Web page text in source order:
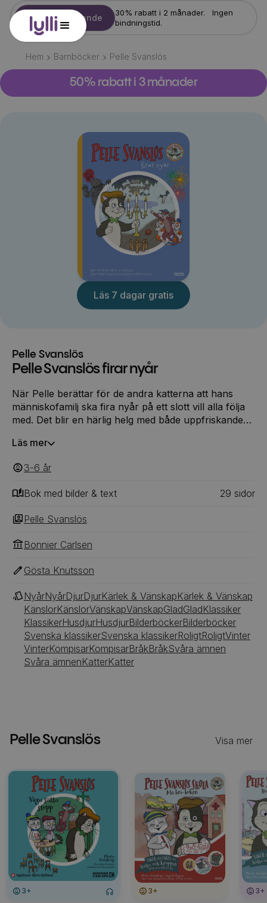
Starta erbjudande
30% rabatt i 2 månader. Ingen
bindningstid.
Hem Barnböcker Pelle Svanslös
50% rabatt i 3 månader
Läs 7 dagar gratis
Pelle Svanslös
Pelle Svanslös firar nyår
När Pelle berättar för de andra katterna att hans
människofamilj ska fira nyår på ett slott vill alla följa
med. Det blir en härlig helg med både uppfriskande
ska tävla på slottets kägelbana verkar det inte gå helt
spöke på slottet som inte gillar fusk ... En ny härlig
berättelse om Pelle Svanslös, återberättad för
dagens barn av Åsa och Michael Rönn och
illustrerad av Lovisa Lesse.
Läs mer
3-6 ‎‎ år
Bok med bilder & text 29 ‎‎ sidor
Pelle Svanslös
Bonnier Carlsen
Gösta Knutsson
NyårNyårDjurDjurKärlek & VänskapKärlek & Vänskap
KänslorKänslorVänskapVänskapGladGladKlassiker
KlassikerHusdjurHusdjurBilderböckerBilderböcker
Svenska klassikerSvenska klassikerRoligtRoligtVinter
VinterKompisarKompisarBråkBråkSvåra ämnen
Svåra ämnenKatterKatter
Pelle Svanslös Visa mer
3+ 3+ 3+